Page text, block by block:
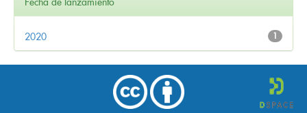
1
2020